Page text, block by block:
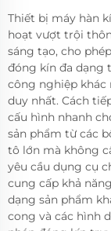
Thiết bị máy hàn
hoạt vượt trội
sáng tạo, cho
đóng kín đa dạng
công nghiệp
duy nhất. Cách
cấu hình nhanh
sản phẩm từ các
tô lớn mà không
yêu cầu dụng cụ
cung cấp khả
dạng sản phẩm
cong và các hình